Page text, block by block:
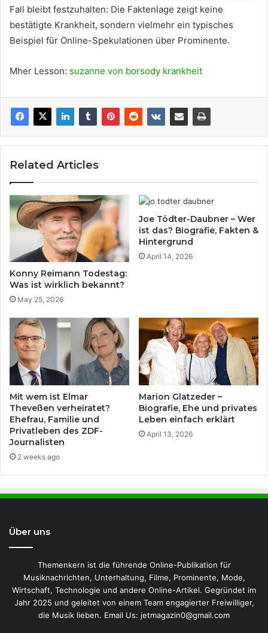
Fall bleibt festzuhalten: Die Faktenlage zeigt keine
bestätigte Krankheit, sondern vielmehr ein typisches
Beispiel für Online-Spekulationen über Prominente.
Mher Lesson: suzanne von borsody krankheit
Related Articles
Konny Reimann Todestag:
Was ist wirklich bekannt?
May 25, 2026
Joe Tödter-Daubner – Wer
ist das? Biografie, Fakten &
Hintergrund
April 14, 2026
Mit wem ist Elmar
Theveßen verheiratet?
Ehefrau, Familie und
Privatleben des ZDF-
Journalisten
2 weeks ago
Marion Glatzeder –
Biografie, Ehe und privates
Leben einfach erklärt
April 13, 2026
Über uns
Themenkern ist die führende Online-Publikation für
Musiknachrichten, Unterhaltung, Filme, Prominente, Mode,
Wirtschaft, Technologie und andere Online-Artikel. Gegründet im
Jahr 2025 und geleitet von einem Team engagierter Freiwilliger,
die Musik lieben. Email Us: jetmagazin0@gmail.com